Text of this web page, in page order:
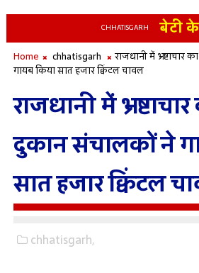
CHHATISGARH बेटी के
Home chhatisgarh
राजधानी में
गायब किया सात हजार क्विंटल चावल
राजधानी में
दुकान संचालकों ने
सात हजार क्विंटल
chhatisgarh,